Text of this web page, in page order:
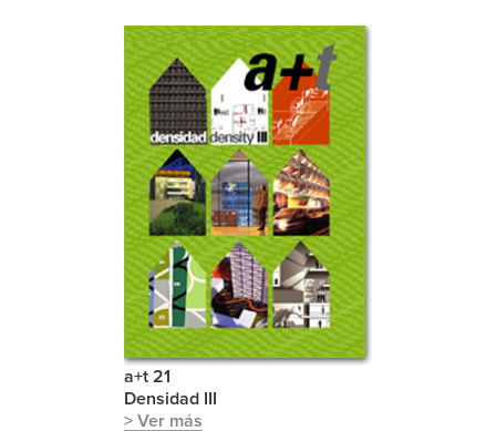
a+t 21
Densidad III
> Ver más